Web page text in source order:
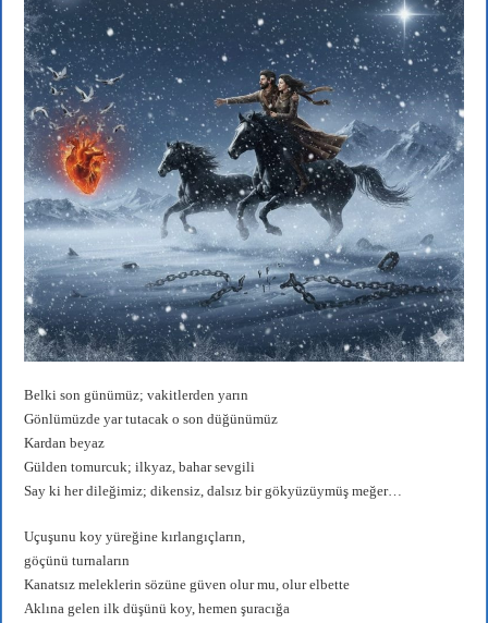
Belki son günümüz; vakitlerden yarın
Gönlümüzde yar tutacak o son düğünümüz
Kardan beyaz
Gülden tomurcuk; ilkyaz, bahar sevgili
Say ki her dileğimiz; dikensiz, dalsız bir gökyüzüymüş meğer…
Uçuşunu koy yüreğine kırlangıçların,
göçünü turnaların
Kanatsız meleklerin sözüne güven olur mu, olur elbette
Aklına gelen ilk düşünü koy, hemen şuracığa